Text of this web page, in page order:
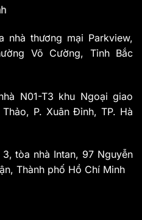
nhà thương mại Parkview,
Võ Cường, Tỉnh Bắc
N01-T3 khu Ngoại giao
P. Xuân Đỉnh, TP. Hà
tòa nhà Intan, 97 Nguyễn
Thành phố Hồ Chí Minh